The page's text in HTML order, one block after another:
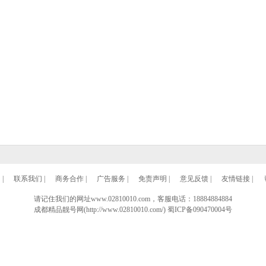
联系我们 商务合作| 广告服务 免责声明 意见反馈| 友情链接|
请记住我们的网址www.02810010.com，客服电话：18884884884
成都精品靓号网(http://www.02810010.com/) 蜀ICP备090470004号